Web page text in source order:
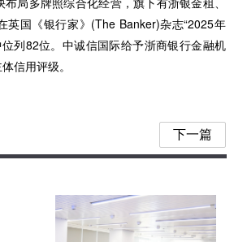
英国《银行家》(The Banker)杂志“2025年
列82位。中诚信国际给予浙商银行金融机
信用评级。
下一篇